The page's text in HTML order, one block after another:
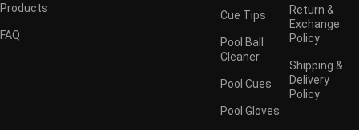
Products
FAQ
Cue Tips
Pool Ball
Cleaner
Pool Cues
Pool Gloves
Return &
Exchange
Policy
Shipping &
Delivery
Policy